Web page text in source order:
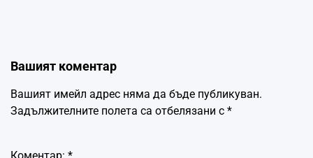
Вашият коментар
Вашият имейл адрес няма да бъде публикуван.
Задължителните полета са отбелязани с *